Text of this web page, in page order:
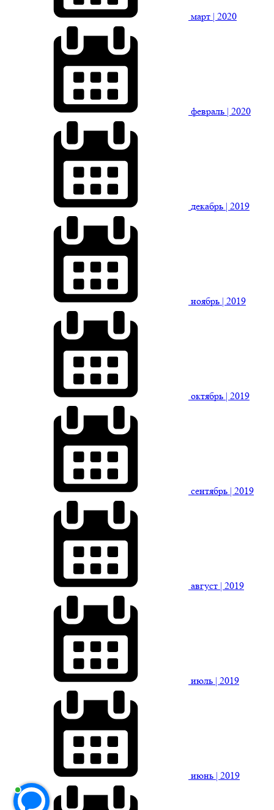
март | 2020
февраль | 2020
декабрь | 2019
ноябрь | 2019
октябрь | 2019
сентябрь | 2019
август | 2019
июль | 2019
июнь | 2019